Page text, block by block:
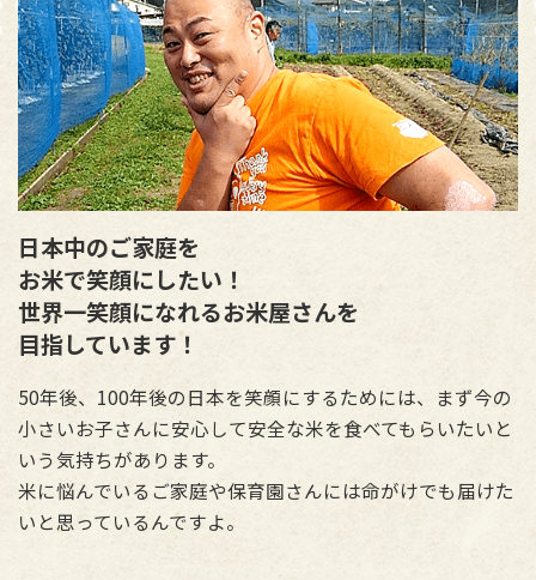
日本中のご家庭を
お米で笑顔にしたい！
世界一笑顔になれるお米屋さんを
目指しています！
50年後、100年後の日本を笑顔にするためには、まず今の
小さいお子さんに安心して安全な米を食べてもらいたいと
いう気持ちがあります。
米に悩んでいるご家庭や保育園さんには命がけでも届けた
いと思っているんですよ。